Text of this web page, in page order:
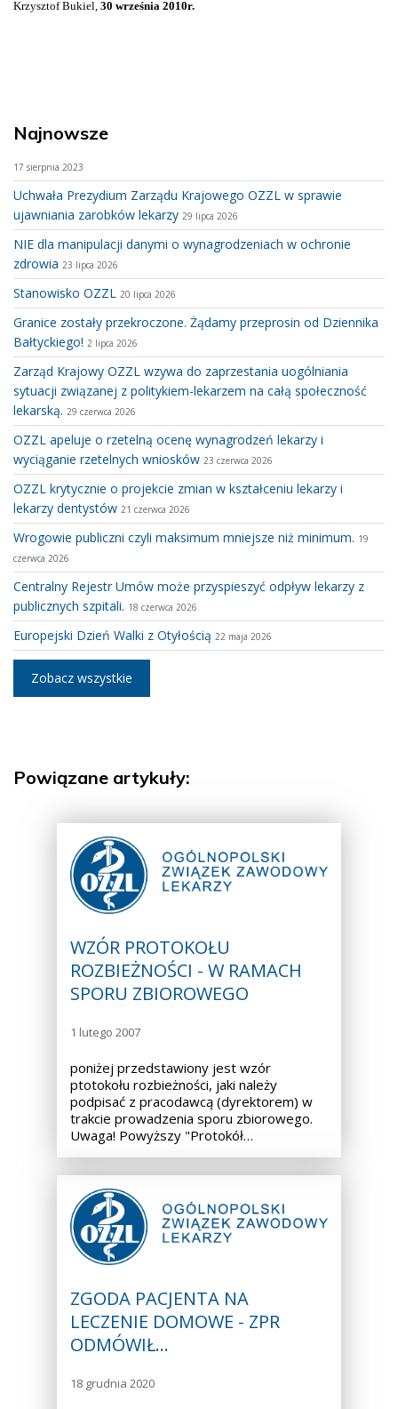
Krzysztof Bukiel, 30 września 2010r.
Najnowsze
17 sierpnia 2023
Uchwała Prezydium Zarządu Krajowego OZZL w sprawie
ujawniania zarobków lekarzy 29 lipca 2026
NIE dla manipulacji danymi o wynagrodzeniach w ochronie
zdrowia 23 lipca 2026
Stanowisko OZZL 20 lipca 2026
Granice zostały przekroczone. Żądamy przeprosin od Dziennika
Bałtyckiego! 2 lipca 2026
Zarząd Krajowy OZZL wzywa do zaprzestania uogólniania
sytuacji związanej z politykiem-lekarzem na całą społeczność
lekarską. 29 czerwca 2026
OZZL apeluje o rzetelną ocenę wynagrodzeń lekarzy i
wyciąganie rzetelnych wniosków 23 czerwca 2026
OZZL krytycznie o projekcie zmian w kształceniu lekarzy i
lekarzy dentystów 21 czerwca 2026
Wrogowie publiczni czyli maksimum mniejsze niż minimum. 19
czerwca 2026
Centralny Rejestr Umów może przyspieszyć odpływ lekarzy z
publicznych szpitali. 18 czerwca 2026
Europejski Dzień Walki z Otyłością 22 maja 2026
Zobacz wszystkie
Powiązane artykuły:
WZÓR PROTOKOŁU
ROZBIEŻNOŚCI - W RAMACH
SPORU ZBIOROWEGO
1 lutego 2007
poniżej przedstawiony jest wzór
ptotokołu rozbieżności, jaki należy
podpisać z pracodawcą (dyrektorem) w
trakcie prowadzenia sporu zbiorowego.
Uwaga! Powyższy "Protokół…
ZGODA PACJENTA NA
LECZENIE DOMOWE - ZPR
ODMÓWIŁ…
18 grudnia 2020